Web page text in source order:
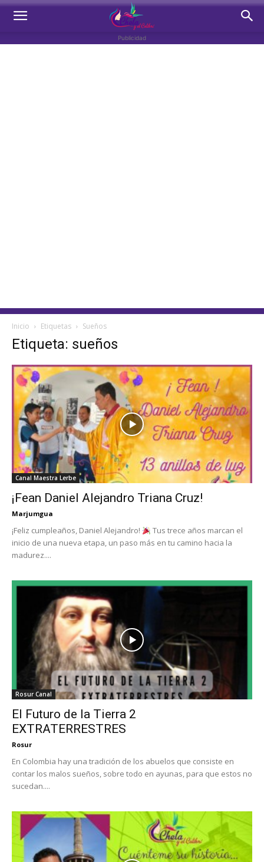
Publicidad
Inicio Etiquetas Sueños
Etiqueta: sueños
Canal Maestra Lerbe
¡Fean Daniel Alejandro Triana Cruz!
Marjumgua
¡Feliz cumpleaños, Daniel Alejandro!
Tus trece años marcan el
inicio de una nueva etapa, un paso más en tu camino hacia la
madurez....
Rosur Canal
El Futuro de la Tierra 2
EXTRATERRESTRES
Rosur
En Colombia hay una tradición de los abuelos que consiste en
contar los malos sueños, sobre todo en ayunas, para que estos no
sucedan....